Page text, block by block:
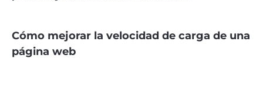
Cómo mejorar la velocidad de carga de una
página web